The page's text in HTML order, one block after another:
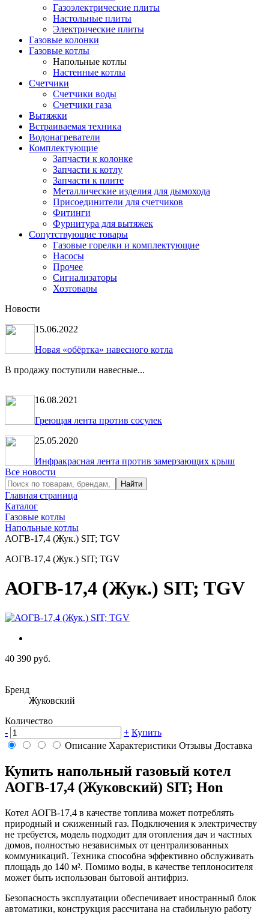
Газоэлектрические плиты
Настольные плиты
Электрические плиты
Газовые колонки
Газовые котлы
Напольные котлы
Настенные котлы
Счетчики
Счетчики воды
Счетчики газа
Вытяжки
Встраиваемая техника
Водонагреватели
Комплектующие
Запчасти к колонке
Запчасти к котлу
Запчасти к плите
Металлические изделия для дымохода
Присоединители для счетчиков
Фитинги
Фурнитура для вытяжек
Сопутствующие товары
Газовые горелки и комплектующие
Насосы
Прочее
Сигнализаторы
Хозтовары
Новости
15.06.2022
Новая «обёртка» навесного котла
В продажу поступили навесные...
16.08.2021
Греющая лента против сосулек
25.05.2020
Инфракрасная лента против замерзающих крыш
Все новости
Главная страница
Каталог
Газовые котлы
Напольные котлы
АОГВ-17,4 (Жук.) SIT; TGV
АОГВ-17,4 (Жук.) SIT; TGV
АОГВ-17,4 (Жук.) SIT; TGV
40 390 руб.
Бренд
Жуковский
Количество
-
+ Купить
Описание Характеристики Отзывы Доставка
Купить напольный газовый котел
АОГВ-17,4 (Жуковский) SIT; Hon
Котел АОГВ-17,4 в качестве топлива может потреблять
природный и сжиженный газ. Подключения к электричеству
не требуется, модель подходит для отопления дач и частных
домов, полностью независимых от централизованных
коммуникаций. Техника способна эффективно обслуживать
площадь до 140 м². Помимо воды, в качестве теплоносителя
может быть использован бытовой антифриз.
Безопасность эксплуатации обеспечивает иностранный блок
автоматики, конструкция рассчитана на стабильную работу